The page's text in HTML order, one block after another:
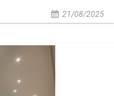
21/08/2025